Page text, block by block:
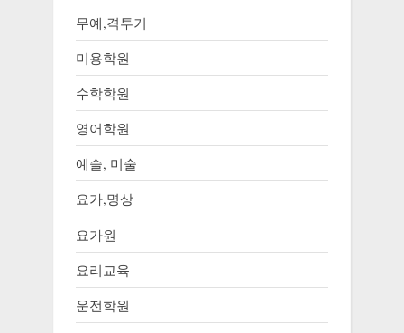
무예,격투기
미용학원
수학학원
영어학원
예술, 미술
요가,명상
요가원
요리교육
운전학원